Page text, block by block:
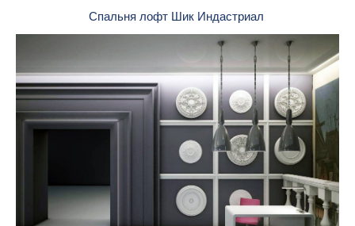
Спальня лофт Шик Индастриал